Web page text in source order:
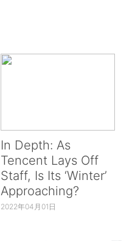
In Depth: As
Tencent Lays Off
Staff, Is Its ‘Winter’
Approaching?
2022年04月01日